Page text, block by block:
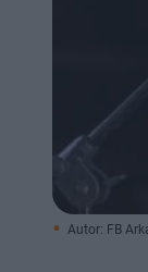
Autor: FB